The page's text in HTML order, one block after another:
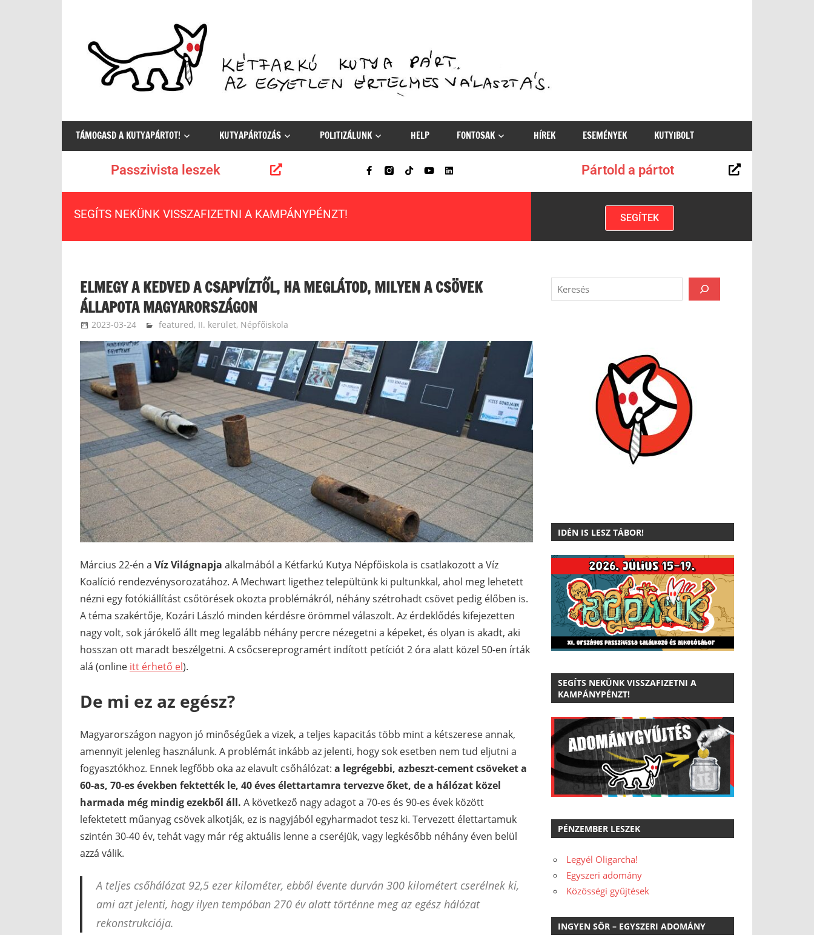
egyetlen
értelmes
választás
TÁMOGASD A KUTYAPÁRTOT! KUTYAPÁRTOZÁS POLITIZÁLUNK HELP FONTOSAK HÍREK ESEMÉNYEK KUTYIBOLT
Passzivista leszek Pártold a pártot
SEGÍTS NEKÜNK VISSZAFIZETNI A KAMPÁNYPÉNZT! SEGÍTEK
ELMEGY A KEDVED A CSAPVÍZTŐL, HA MEGLÁTOD, MILYEN A CSÖVEK
ÁLLAPOTA MAGYARORSZÁGON
2023-03-24 langdavid
featured, II. kerület, Népfőiskola
Március 22-én a Víz Világnapja alkalmából a Kétfarkú Kutya Népfőiskola is csatlakozott a Víz
Koalíció rendezvénysorozatához. A Mechwart ligethez települtünk ki pultunkkal, ahol meg lehetett
nézni egy fotókiállítást csőtörések okozta problémákról, néhány szétrohadt csövet pedig élőben is.
A téma szakértője, Kozári László minden kérdésre örömmel válaszolt. Az érdeklődés kifejezetten
nagy volt, sok járókelő állt meg legalább néhány percre nézegetni a képeket, és olyan is akadt, aki
hosszan ott maradt beszélgetni. A csőcsereprogramért indított petíciót 2 óra alatt közel 50-en írták
alá (online itt érhető el).
De mi ez az egész?
Magyarországon nagyon jó minőségűek a vizek, a teljes kapacitás több mint a kétszerese annak,
amennyit jelenleg használunk. A problémát inkább az jelenti, hogy sok esetben nem tud eljutni a
fogyasztókhoz. Ennek legfőbb oka az elavult csőhálózat: a legrégebbi, azbeszt-cement csöveket a
60-as, 70-es években fektették le, 40 éves élettartamra tervezve őket, de a hálózat közel
harmada még mindig ezekből áll. A következő nagy adagot a 70-es és 90-es évek között
lefektetett műanyag csövek alkotják, ez is nagyjából egyharmadot tesz ki. Tervezett élettartamuk
szintén 30-40 év, tehát vagy már rég aktuális lenne a cseréjük, vagy legkésőbb néhány éven belül
azzá válik.
A teljes csőhálózat 92,5 ezer kilométer, ebből évente durván 300 kilométert cserélnek ki,
ami azt jelenti, hogy ilyen tempóban 270 év alatt történne meg az egész hálózat
rekonstrukciója.
IDÉN IS LESZ TÁBOR!
SEGÍTS NEKÜNK VISSZAFIZETNI A
KAMPÁNYPÉNZT!
PÉNZEMBER LESZEK
Legyél Oligarcha!
Egyszeri adomány
Közösségi gyűjtések
INGYEN SÖR – EGYSZERI ADOMÁNY